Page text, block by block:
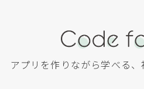
アプリを作りながら学べる、